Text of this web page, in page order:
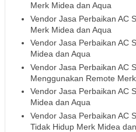
Merk Midea dan Aqua
Vendor Jasa Perbaikan AC
Merk Midea dan Aqua
Vendor Jasa Perbaikan AC
Midea dan Aqua
Vendor Jasa Perbaikan AC
Menggunakan Remote
Vendor Jasa Perbaikan AC
Midea dan Aqua
Vendor Jasa Perbaikan AC
Tidak Hidup Merk Midea